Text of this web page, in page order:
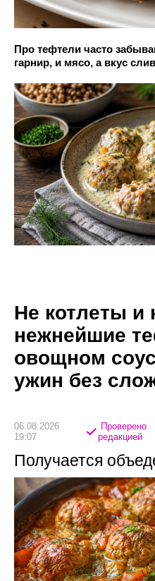
Про тефтели часто
гарнир, и мясо, а вкус
Не котлеты и
нежнейшие
овощном
ужин без
06.08.2026
19:07
Проверено
редакцией
Получается